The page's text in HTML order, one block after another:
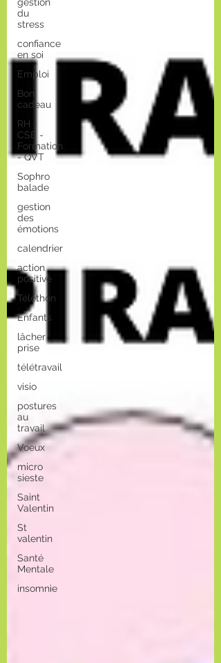
du
stress
confiance
en soi
Emploi
Bon
cadeau
RH -
CSE -
Formation
- QVT
Sophro
balade
gestion
des
émotions
calendrier
action
positive
Téléthon
Enfants
lâcher
prise
télétravail
visio
postures
au
travail
Voeux
micro
sieste
Saint
Valentin
St
valentin
Santé
Mentale
insomnie